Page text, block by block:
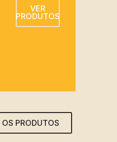
VER
PRODUTOS
PRODUTOS